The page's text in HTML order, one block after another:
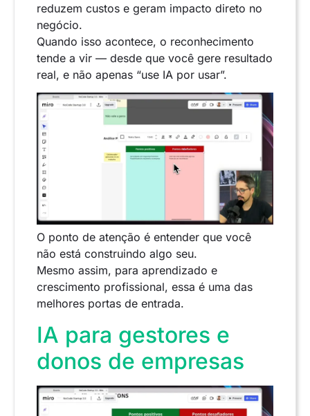
reduzem custos e geram impacto direto no
negócio.
Quando isso acontece, o reconhecimento
tende a vir — desde que você gere resultado
real, e não apenas “use IA por usar”.
O ponto de atenção é entender que você
não está construindo algo seu.
Mesmo assim, para aprendizado e
crescimento profissional, essa é uma das
melhores portas de entrada.
IA para gestores e
donos de empresas